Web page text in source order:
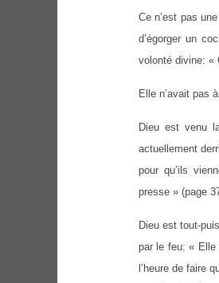
Ce n’est pas
d’égorger un
volonté divine: «
Elle n’avait pas
Dieu est venu
actuellement
pour qu’ils
presse » (page
Dieu est tout-
par le feu: « Elle
l’heure de faire